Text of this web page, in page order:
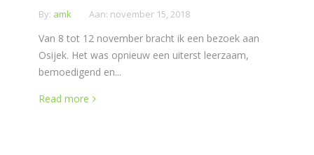
By: amk Aan: november 15, 2018
Van 8 tot 12 november bracht ik een bezoek aan
Osijek. Het was opnieuw een uiterst leerzaam,
bemoedigend en...
Read more